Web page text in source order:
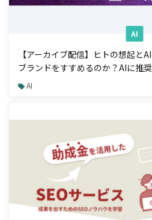
AI
【アーカイブ配信】ヒトの想起と
ブランドをすすめるのか？AIに推
説 AI